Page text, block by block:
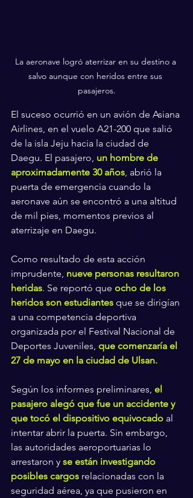
La aeronave logró aterrizar en su destino a
salvo aunque con heridos entre sus
pasajeros.
El suceso ocurrió en un avión de Asiana
Airlines, en el vuelo A21-200 que salió
de la isla Jeju hacia la ciudad de
Daegu. El pasajero, un hombre de
aproximadamente 30 años , abrió la
puerta de emergencia cuando la
aeronave aún se encontró a una altitud
de mil pies, momentos previos al
aterrizaje en Daegu.
Como resultado de esta acción
imprudente, nueve personas resultaron
heridas. Se reportó que ocho de los
heridos son estudiantes que se dirigían
a una competencia deportiva
organizada por el Festival Nacional de
Deportes Juveniles, que comenzaría el
27 de mayo en la ciudad de Ulsan.
Según los informes preliminares, el
pasajero alegó que fue un accidente y
que tocó el dispositivo equivocado al
intentar abrir la puerta. Sin embargo,
las autoridades aeroportuarias lo
arrestaron y se están investigando
posibles cargos relacionadas con la
seguridad aérea, ya que pusieron en